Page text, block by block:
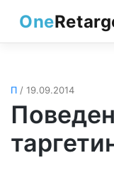
contentOne
П / 19.09.2014